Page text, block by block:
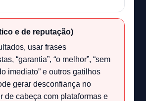
e de reputação)
usar frases
“garantia”, “o melhor”, “sem
imediato” e outros gatilhos
gerar desconfiança no
de cabeça com plataformas e